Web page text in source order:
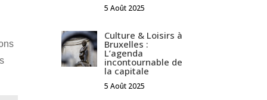
5 Août 2025
Culture & Loisirs à
Bruxelles :
L’agenda
incontournable de
la capitale
5 Août 2025